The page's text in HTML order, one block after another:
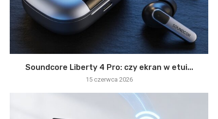
Soundcore Liberty 4 Pro: czy ekran w etui...
15 czerwca 2026